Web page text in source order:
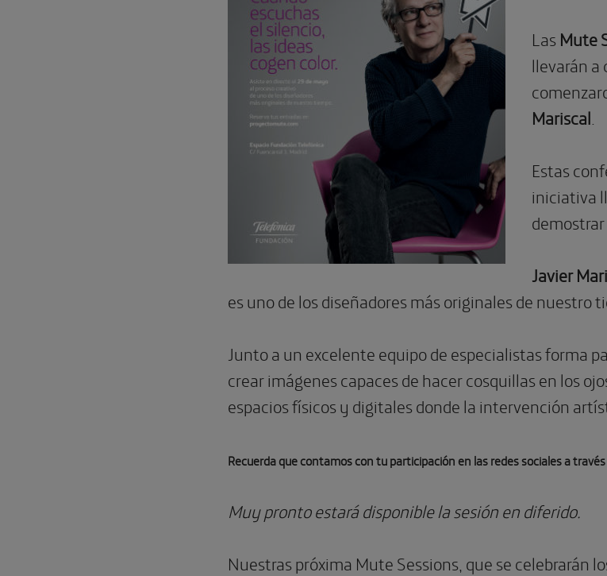
Las Mute
llevarán a
Mariscal
Estas
iniciativa
Javier
es uno de los diseñadores más originales de nuestro
Junto a un excelente equipo de especialistas forma
crear imágenes capaces de hacer cosquillas en los
espacios físicos y digitales donde la intervención
Recuerda que contamos con tu participación en las redes sociales a
Muy pronto estará disponible la sesión en diferido.
Nuestras próxima Mute Sessions, que se celebrarán